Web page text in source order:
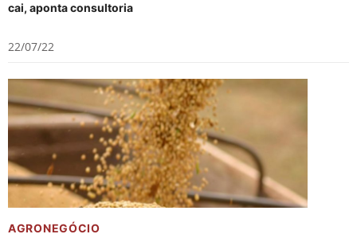
cai, aponta consultoria
22/07/22
AGRONEGÓCIO